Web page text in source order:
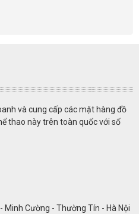
và cung cấp các mặt hàng đồ
thao này trên toàn quốc với số
Minh Cường - Thường Tín - Hà Nội